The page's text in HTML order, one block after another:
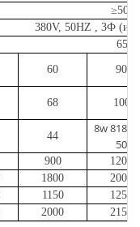
380V, 50HZ , 3Ф
65
60 90
68 100
44
8w 8181
50
900 1200
1800
2000
1150
1250
2000 2150